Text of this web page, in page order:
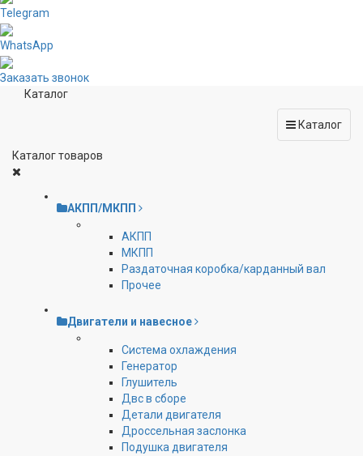
Telegram
WhatsApp
Заказать звонок
Каталог
Каталог
Каталог товаров
АКПП/МКПП
АКПП
МКПП
Раздаточная коробка/карданный вал
Прочее
Двигатели и навесное
Cистема охлаждения
Генератор
Глушитель
Двс в сборе
Детали двигателя
Дроссельная заслонка
Подушка двигателя